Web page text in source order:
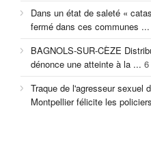
Dans un état de saleté «
fermé dans ces communes ...
BAGNOLS-SUR-CÈZE
dénonce une atteinte à la ...
Traque de l'agresseur sexuel
Montpellier félicite les